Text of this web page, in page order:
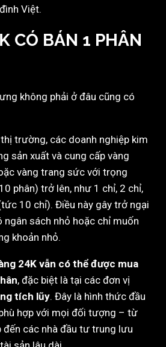
Việt.
CÓ BÁN 1 PHÂN
không phải ở đâu cũng có
trường, các doanh nghiệp kim
sản xuất và cung cấp vàng
vàng trang sức với trọng
phân) trở lên, như 1 chỉ, 2 chỉ,
10 chỉ). Điều này gây trở ngại
sách nhỏ hoặc chỉ muốn
khoản nhỏ.
24K vẫn có thể được mua
, đặc biệt là tại các đơn vị
tích lũy. Đây là hình thức đầu
hợp với mọi đối tượng – từ
đến các nhà đầu tư trung lưu